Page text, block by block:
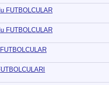
FUTBOLCULAR
FUTBOLCULAR